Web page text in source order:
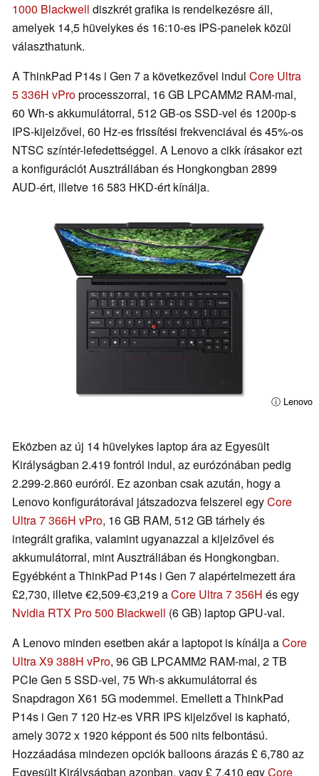
1000 Blackwell diszkrét grafika is rendelkezésre áll,
amelyek 14,5 hüvelykes és 16:10-es IPS-panelek közül
választhatunk.
A ThinkPad P14s i Gen 7 a következővel indul Core Ultra
5 336H vProprocesszorral, 16 GB LPCAMM2 RAM-mal,
60 Wh-s akkumulátorral, 512 GB-os SSD-vel és 1200p-s
IPS-kijelzővel, 60 Hz-es frissítési frekvenciával és 45%-os
NTSC színtér-lefedettséggel. A Lenovo a cikk írásakor ezt
a konfigurációt Ausztráliában és Hongkongban 2899
AUD-ért, illetve 16 583 HKD-ért kínálja.
ⓘ Lenovo
Eközben az új 14 hüvelykes laptop ára az Egyesült
Királyságban 2.419 fontról indul, az eurózónában pedig
2.299-2.860 euróról. Ez azonban csak azután, hogy a
Lenovo konfigurátorával játszadozva felszerel egyCore
Ultra 7 366H vPro, 16 GB RAM, 512 GB tárhely és
integrált grafika, valamint ugyanazzal a kijelzővel és
akkumulátorral, mint Ausztráliában és Hongkongban.
Egyébként a ThinkPad P14s i Gen 7 alapértelmezett ára
£2,730, illetve €2,509-€3,219 aCore Ultra 7 356H és egy
Nvidia RTX Pro 500 Blackwell (6 GB) laptop GPU-val.
A Lenovo minden esetben akár a laptopot is kínálja aCore
Ultra X9 388H vPro, 96 GB LPCAMM2 RAM-mal, 2 TB
PCIe Gen 5 SSD-vel, 75 Wh-s akkumulátorral és
Snapdragon X61 5G modemmel. Emellett a ThinkPad
P14s i Gen 7 120 Hz-es VRR IPS kijelzővel is kapható,
amely 3072 x 1920 képpont és 500 nits felbontású.
Hozzáadása mindezen opciók balloons árazás £ 6,780 az
Egyesült Királyságban azonban, vagy £ 7,410 egyCore